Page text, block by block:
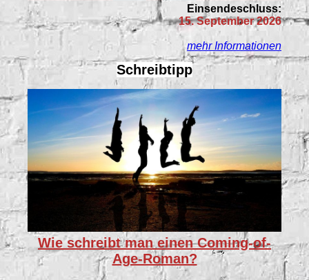
Einsendeschluss:
15. September 2026
mehr Informationen
Schreibtipp
Wie schreibt man einen Coming-of-
Age-Roman?